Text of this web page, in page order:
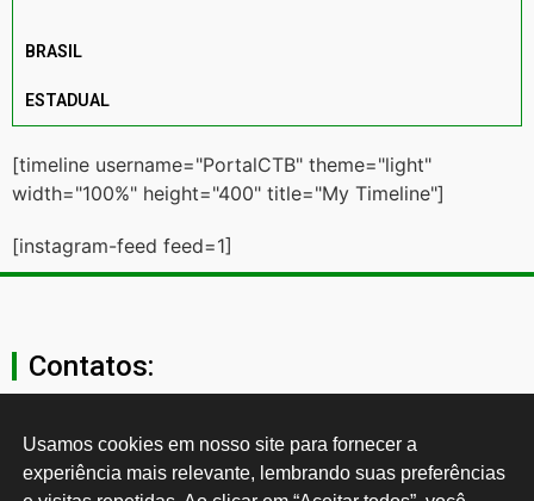
BRASIL
ESTADUAL
[timeline username="PortalCTB" theme="light"
width="100%" height="400" title="My Timeline"]
[instagram-feed feed=1]
Contatos:
secgeral@ctb.org.br
11 3874-0040
Usamos cookies em nosso site para fornecer a
experiência mais relevante, lembrando suas preferências